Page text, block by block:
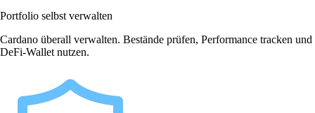
Portfolio selbst verwalten
Cardano überall verwalten. Bestände prüfen, Performance tracken und
DeFi-Wallet nutzen.